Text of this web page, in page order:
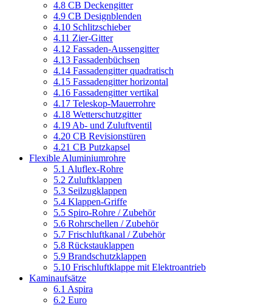
4.8 CB Deckengitter
4.9 CB Designblenden
4.10 Schlitzschieber
4.11 Zier-Gitter
4.12 Fassaden-Aussengitter
4.13 Fassadenbüchsen
4.14 Fassadengitter quadratisch
4.15 Fassadengitter horizontal
4.16 Fassadengitter vertikal
4.17 Teleskop-Mauerrohre
4.18 Wetterschutzgitter
4.19 Ab- und Zuluftventil
4.20 CB Revisionstüren
4.21 CB Putzkapsel
Flexible Aluminiumrohre
5.1 Aluflex-Rohre
5.2 Zuluftklappen
5.3 Seilzugklappen
5.4 Klappen-Griffe
5.5 Spiro-Rohre / Zubehör
5.6 Rohrschellen / Zubehör
5.7 Frischluftkanal / Zubehör
5.8 Rückstauklappen
5.9 Brandschutzklappen
5.10 Frischluftklappe mit Elektroantrieb
Kaminaufsätze
6.1 Aspira
6.2 Euro